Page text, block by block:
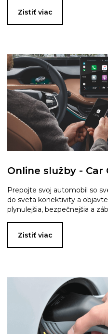
Zistiť viac
Online služby - Car
Prepojte svoj automobil so
do sveta konektivity a
plynulejšia, bezpečnejšia a
Zistiť viac